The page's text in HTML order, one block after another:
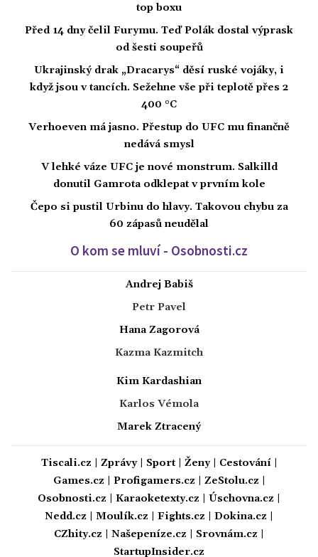
top boxu
Před 14 dny čelil Furymu. Teď Polák dostal výprask
od šesti soupeřů
Ukrajinský drak „Dracarys“ děsí ruské vojáky, i
když jsou v tancích. Sežehne vše při teplotě přes 2
400 °C
Verhoeven má jasno. Přestup do UFC mu finančně
nedává smysl
V lehké váze UFC je nové monstrum. Salkilld
donutil Gamrota odklepat v prvním kole
Čepo si pustil Urbinu do hlavy. Takovou chybu za
60 zápasů neudělal
O kom se mluví - Osobnosti.cz
Andrej Babiš
Petr Pavel
Hana Zagorová
Kazma Kazmitch
Kim Kardashian
Karlos Vémola
Marek Ztracený
Tiscali.cz Zprávy| Sport| Ženy| Cestování|
Games.cz
Profigamers.cz ZeStolu.cz
Osobnosti.cz
Karaoketexty.cz Úschovna.cz
Nedd.cz
Moulík.cz Fights.cz Dokina.cz
CZhity.cz
Našepeníze.cz Srovnám.cz
StartupInsider.cz